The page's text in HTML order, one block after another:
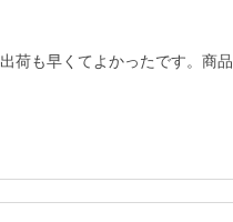
出荷も早くてよかったです。商